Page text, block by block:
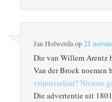
Jan Holwerdaop21
Die van Willem Arentz
Van der Broek noemen
vrijmetselaar? Nieuwe
Die advertentie uit